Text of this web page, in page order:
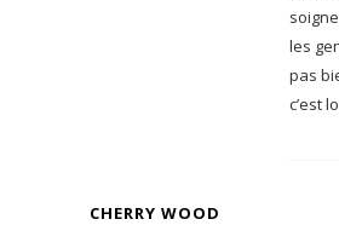
les
pas
c’est
CHERRY WOOD